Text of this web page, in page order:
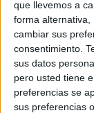
que llevemos a
forma alternativa,
cambiar sus
consentimiento.
sus datos
pero usted tiene
preferencias se
sus preferencias
confianzaen
Una vez
atendió a los
resultado como